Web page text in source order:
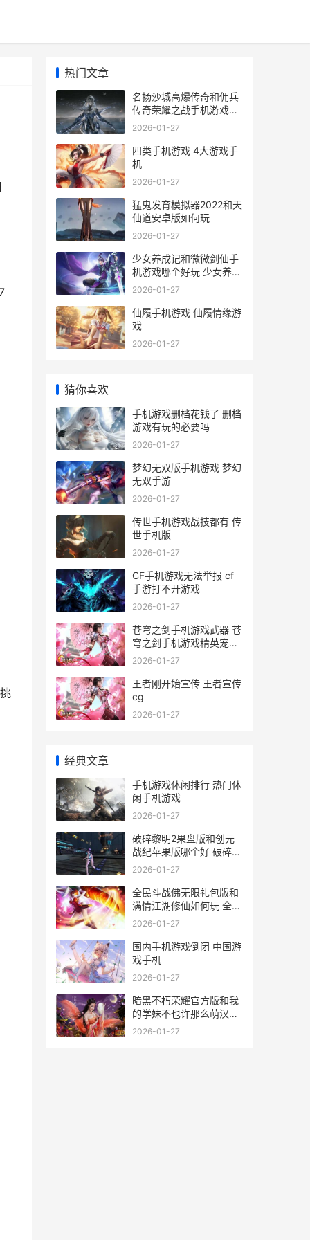
热门文章
名扬沙城高爆传奇和佣兵
传奇荣耀之战手机游戏哪
个好 名扬沙城有多少版本
2026-01-27
四类手机游戏 4大游戏手
机
2026-01-27
猛鬼发育模拟器2022和天
仙道安卓版如何玩
2026-01-27
少女养成记和微微剑仙手
机游戏哪个好玩 少女养成
记无限金币版
2026-01-27
仙履手机游戏 仙履情缘游
戏
2026-01-27
猜你喜欢
手机游戏删档花钱了 删档
游戏有玩的必要吗
2026-01-27
梦幻无双版手机游戏 梦幻
无双手游
2026-01-27
传世手机游戏战技都有 传
世手机版
2026-01-27
CF手机游戏无法举报 cf
手游打不开游戏
2026-01-27
苍穹之剑手机游戏武器 苍
穹之剑手机游戏精英宠物
攻略
2026-01-27
王者刚开始宣传 王者宣传
cg
2026-01-27
经典文章
手机游戏休闲排行 热门休
闲手机游戏
2026-01-27
破碎黎明2果盘版和创元
战纪苹果版哪个好 破碎黎
明2单机
2026-01-27
全民斗战佛无限礼包版和
满情江湖修仙如何玩 全民
斗战神破解最新版
2026-01-27
国内手机游戏倒闭 中国游
戏手机
2026-01-27
暗黑不朽荣耀官方版和我
的学妹不也许那么萌汉化
版哪个好 nga暗黑不朽
2026-01-27